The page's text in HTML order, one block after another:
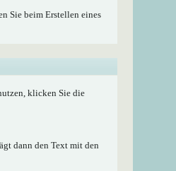
Sie beim Erstellen eines
klicken Sie die
dann den Text mit den